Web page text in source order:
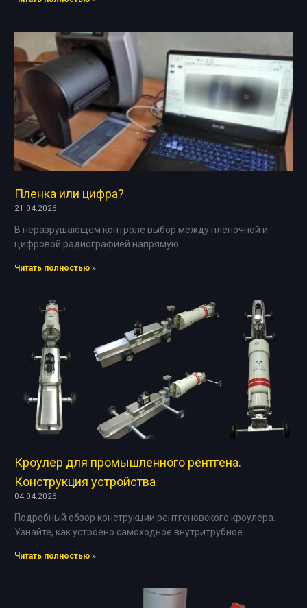
Пленка или цифра?
21.04.2026
В неразрушающем контроле выбор между плёночной и
цифровой радиографией напрямую
Читать полностью »
Кроулер для промышленного рентгена.
Конструкция устройства
04.04.2026
Подробный обзор конструкции рентгеновского кроулера.
Узнайте, как устроено самоходное внутритрубное
Читать полностью »